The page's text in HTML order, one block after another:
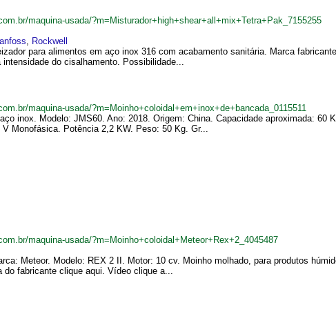
maquina-usada/?m=Misturador+high+shear+all+mix+Tetra+Pak_7155255
, Rockwell
para alimentos em aço inox 316 com acabamento sanitária. Marca
do cisalhamento. Possibilidade...
maquina-usada/?m=Moinho+coloidal+em+inox+de+bancada_0115511
inox. Modelo: JMS60. Ano: 2018. Origem: China. Capacidade aproximada:
Monofásica. Potência 2,2 KW. Peso: 50 Kg. Gr...
maquina-usada/?m=Moinho+coloidal+Meteor+Rex+2_4045487
Meteor. Modelo: REX 2 II. Motor: 10 cv. Moinho molhado, para produtos
do fabricante clique aqui. Vídeo clique a...